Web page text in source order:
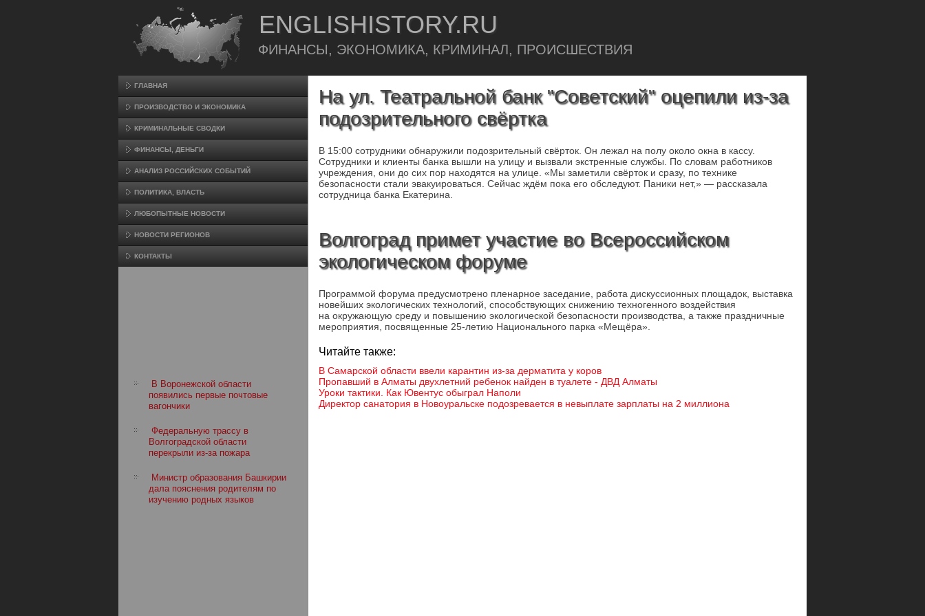
ENGLISHISTORY.RU
ФИНАНСЫ, ЭКОНОМИКА, КРИМИНАЛ, ПРОИСШЕСТВИЯ
ГЛАВНАЯ
ПРОИЗВΟДСТВО И ЭКОНОМИКА
КРИМИНАЛЬНЫЕ СВОДКИ
ФИНАНСЫ, ДЕНЬГИ
АНАЛИЗ РОССИЙСКИХ СОБЫТИЙ
ПОЛИТИКА, ВЛАСТЬ
ЛЮБОПЫТНЫЕ НОВОСТИ
НОВОСТИ РЕГИОНОВ
КОНТАКТЫ
В Воронежской области
появились первые почтовые
вагончики
Федеральную трассу в
Волгоградской области
перекрыли из-за пожара
Министр образования Башкирии
дала пояснения родителям по
изучению родных языков
На ул. Театральной банк "Советский" оцепили из-за
подозрительного свёртка
В 15:00 сотрудники обнаружили подозрительный свёрток. Он лежал на полу около окна в кассу.
Сотрудники и клиенты банка вышли на улицу и вызвали экстренные службы. По словам работников
учреждения, они до сих пор находятся на улице. «Мы заметили свёрток и сразу, по технике
безопасности стали эвакуироваться. Сейчас ждём пока его обследуют. Паники нет,» — рассказала
сотрудница банка Екатерина.
Волгоград примет участие во Всероссийском
экологическом форуме
Программой форума предусмотрено пленарное заседание, работа дискуссионных площадок, выставка
новейших экологических технологий, способствующих снижению техногенного воздействия
на окружающую среду и повышению экологической безопасности производства, а также праздничные
мероприятия, посвященные 25-летию Национального парка «Мещёра».
Читайте также:
В Самарской области ввели карантин из-за дерматита у коров
Пропавший в Алматы двухлетний ребенок найден в туалете - ДВД Алматы
Уроки тактики. Как Ювентус обыграл Наполи
Директор санатория в Новоуральске подозревается в невыплате зарплаты на 2 миллиона